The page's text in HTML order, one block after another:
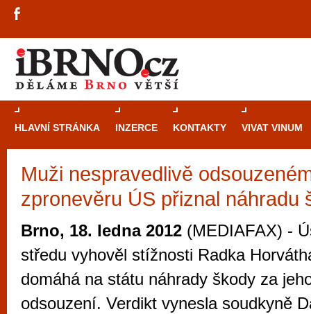
HLAVNÍ STRÁNKA INZERCE KONTAKTY VIVAT VINUM
Muži nespravedlivě
zpronevěru ÚS přiznal náhradu
Brno, 18. ledna 2012 (MEDIAFAX) -
středu vyhověl stížnosti Radka
domáhá na státu náhrady škody za
odsouzení. Verdikt vynesla soudkyně
Průvodce
Brně: Od
Brno je
zajímavé
restaurace,
Mimo jiné je ale také místem, kde si